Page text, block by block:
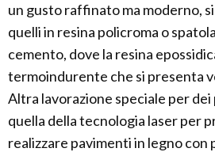
un gusto raffinato ma moderno,
quelli in resina policroma o
cemento, dove la resina
termoindurente che si presenta
Altra lavorazione speciale per
quella della tecnologia laser per
realizzare pavimenti in legno con